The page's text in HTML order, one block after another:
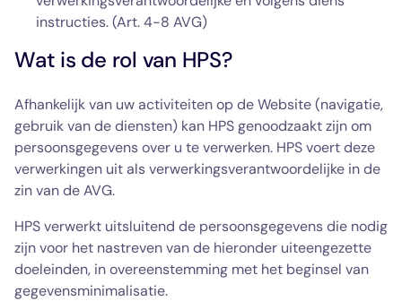
instructies. (Art. 4-8 AVG)
Wat is de rol van HPS?
Afhankelijk van uw activiteiten op de Website (navigatie,
gebruik van de diensten) kan HPS genoodzaakt zijn om
persoonsgegevens over u te verwerken. HPS voert deze
verwerkingen uit als verwerkingsverantwoordelijke in de
zin van de AVG.
HPS verwerkt uitsluitend de persoonsgegevens die nodig
zijn voor het nastreven van de hieronder uiteengezette
doeleinden, in overeenstemming met het beginsel van
gegevensminimalisatie.